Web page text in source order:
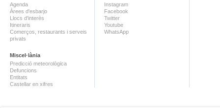
Agenda
Àrees d'esbarjo
Llocs d'interès
Itineraris
Comerços, restaurants i serveis
privats
Miscel·lània
Predicció meteorològica
Defuncions
Entitats
Castellar en xifres
Instagram
Facebook
Twitter
Youtube
WhatsApp